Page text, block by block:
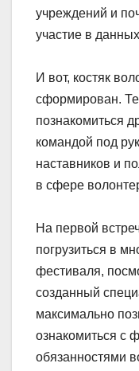
учреждений и
участие в
И вот, костяк
сформирован.
познакомиться
командой под
наставников и
в сфере
На первой
погрузиться в
фестиваля,
созданный
максимально
ознакомиться с
обязанностями